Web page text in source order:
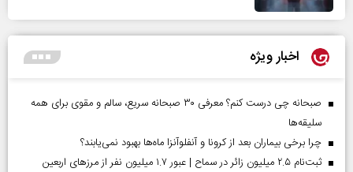
اخبار ویژه
صبحانه چی درست کنم؟ معرفی ۳۰ صبحانه سریع، سالم و مقوی برای همه
سلیقه‌ها
چرا برخی بیماران بعد از کرونا و آنفلوآنزا ماه‌ها بهبود نمی‌یابند؟
ثبت‌نام ۲.۵ میلیون زائر در سماح | عبور ۱.۷ میلیون نفر از مرز‌های اربعین